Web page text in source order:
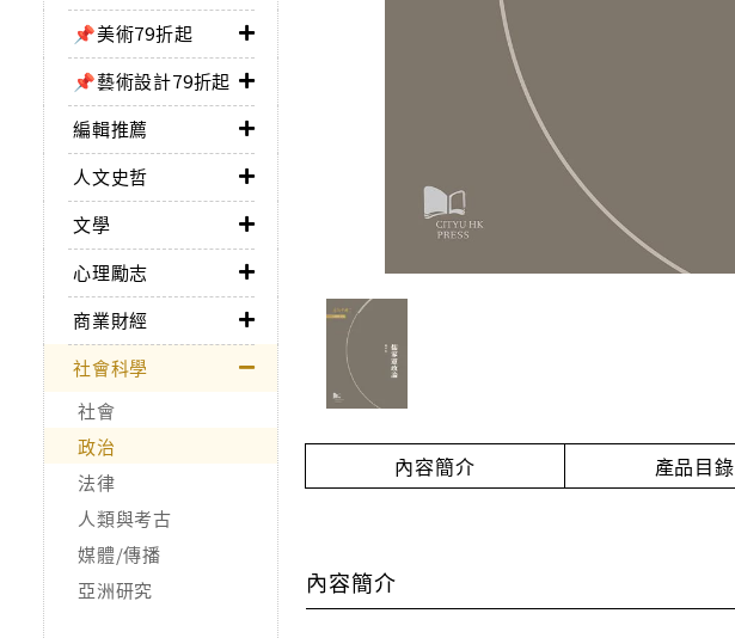
📌美術79折起
📌藝術設計79折起
編輯推薦
人文史哲
文學
心理勵志
商業財經
社會科學
社會
政治
法律
人類與考古
媒體/傳播
亞洲研究
內容簡介 產品目錄
內容簡介